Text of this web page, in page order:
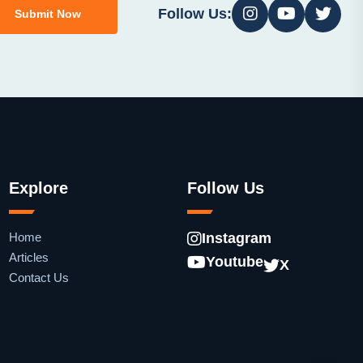
Submit Now Follow Us:
Explore
Home
Articles
Contact Us
Follow Us
Instagram
Youtube
X